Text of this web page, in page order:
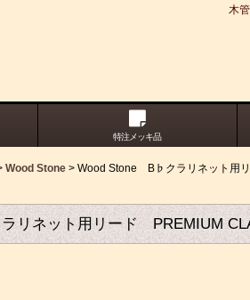
木
特注メッキ品
Wood Stone > Wood Stone B♭クラリネット用
リネット用リード PREMIUM